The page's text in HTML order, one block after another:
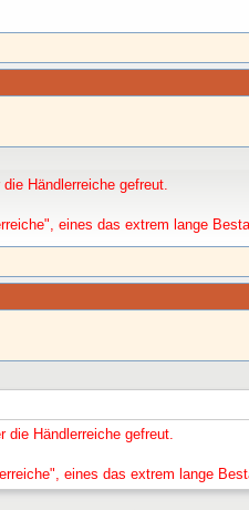
Händlerreiche gefreut.
eines das extrem lange
die Händlerreiche gefreut.
eines das extrem lange